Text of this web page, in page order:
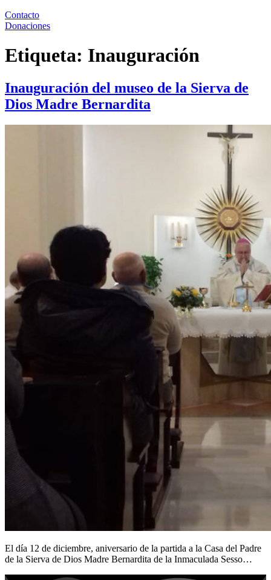
Contacto
Donaciones
Etiqueta: Inauguración
Inauguración del museo de la Sierva de
Dios Madre Bernardita
El día 12 de diciembre, aniversario de la partida a la Casa del Padre
de la Sierva de Dios Madre Bernardita de la Inmaculada Sesso…